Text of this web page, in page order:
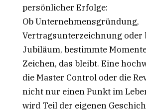
persönlicher Erfolge:
Ob Unternehmensgründung,
Vertragsunterzeichnung oder
Jubiläum, bestimmte
Zeichen, das bleibt. Eine
die Master Control oder die
nicht nur einen Punkt im
wird Teil der eigenen